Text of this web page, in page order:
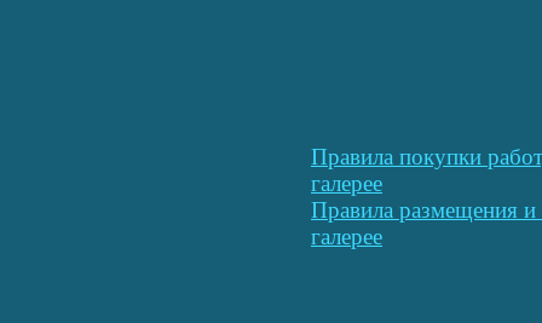
Правила покупки
галерее
Правила размещения
галерее